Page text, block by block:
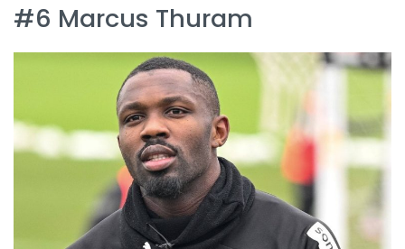
#6 Marcus Thuram